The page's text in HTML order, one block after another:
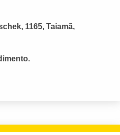
1165, Taiamã,